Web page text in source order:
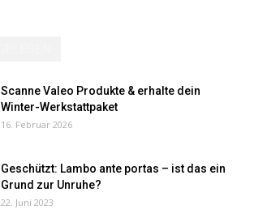
Scanne Valeo Produkte & erhalte dein
Winter-Werkstattpaket
16. Februar 2026
Geschützt: Lambo ante portas – ist das ein
Grund zur Unruhe?
22. Juni 2023